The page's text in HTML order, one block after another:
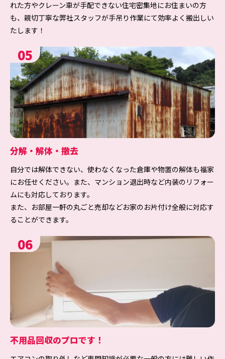
れた方やクレーン車が手配できない住宅密集地にお住まいの方
も、親切丁寧な弊社スタッフが手吊り作業にて効率よく搬出しい
たします！
05
分解・解体・撤去
自分では解体できない、使わなくなった倉庫や物置の解体も福家
にお任せください。また、マンション退出時など内装のリフォー
ムにも対応しております。
また、お部屋一軒の丸ごと売却などお家のお片付け全般に対応す
ることができます。
06
不用品回収のプロです！